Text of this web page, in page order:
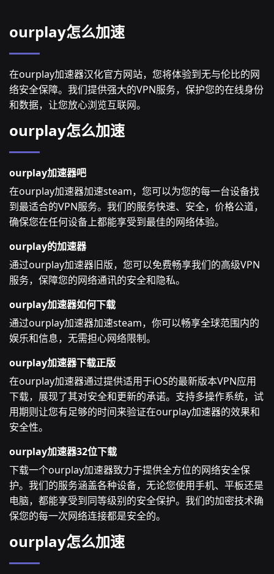
ourplay怎么加速
在ourplay加速器汉化官方网站，您将体验到无与伦比的网
络安全保障。我们提供强大的VPN服务，保护您的在线身份
和数据，让您放心浏览互联网。
ourplay怎么加速
ourplay加速器吧
在ourplay加速器加速steam，您可以为您的每一台设备找
到最适合的VPN服务。我们的服务快速、安全，价格公道，
确保您在任何设备上都能享受到最佳的网络体验。
ourplay的加速器
通过ourplay加速器旧版，您可以免费畅享我们的高级VPN
服务，保障您的网络通讯的安全和隐私。
ourplay加速器如何下载
通过ourplay加速器加速steam，你可以畅享全球范围内的
娱乐和信息，无需担心网络限制。
ourplay加速器下载正版
在ourplay加速器通过提供适用于iOS的最新版本VPN应用
下载，展现了其对安全和更新的承诺。支持多操作系统，试
用期则让您有足够的时间来验证在ourplay加速器的效果和
安全性。
ourplay加速器32位下载
下载一个ourplay加速器致力于提供全方位的网络安全保
护。我们的服务涵盖各种设备，无论您使用手机、平板还是
电脑，都能享受到同等级别的安全保护。我们的加密技术确
保您的每一次网络连接都是安全的。
ourplay怎么加速